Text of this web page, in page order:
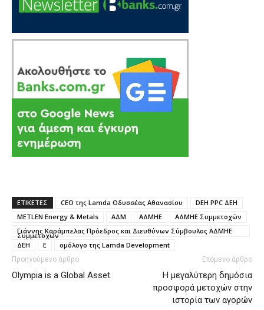
ΕΤΙΚΕΤΕΣ CEO της Lamda Οδυσσέας Αθανασίου
DEH PPC ΔΕΗ
METLEN Energy & Metals
ΑΔΜ ΑΔΜΗΕ
ΑΔΜΗΕ Συμμετοχών
Γιάννης Καράμπελας Πρόεδρος και Διευθύνων Σύμβουλος ΑΔΜΗΕ
Συμμετοχών
ΔΕΗ
Ε ομόλογο της Lamda Development
Προηγούμενο άρθρο
Olympia is a Global Asset
Επόμενο άρθρο
H μεγαλύτερη δημόσια
προσφορά μετοχών στην
ιστορία των αγορών